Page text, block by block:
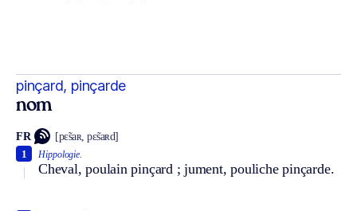
pinçard, pinçarde
nom
FR [pɛ̃saʀ, pɛ̃saʀd]
Hippologie.
Cheval, poulain pinçard ; jument, pouliche pinçarde.
1